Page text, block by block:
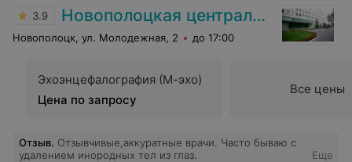
3.9 Новополоцкая центральная городская больница
Новополоцк, ул. Молодежная, 2 до 17:00
Эхоэнцефалография (М-эхо)
Цена по запросу
Все цены
Отзыв. Отзывчивые,аккуратные врачи. Часто бываю с
удалением инородных тел из глаз.
Еще